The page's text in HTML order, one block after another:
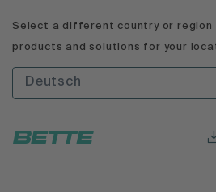
Select a different country or region
products and solutions for your
Deutsch